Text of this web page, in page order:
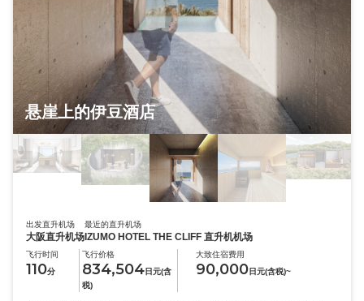
悬崖上的伊豆酒店
出发直升机场
大阪直升机场
最近的直升机场
IZUMO HOTEL THE CLIFF 直升机机场
飞行时间
110分
飞行价格
834,504日元(含
税)
大致住宿费用
90,000日元(含税)~